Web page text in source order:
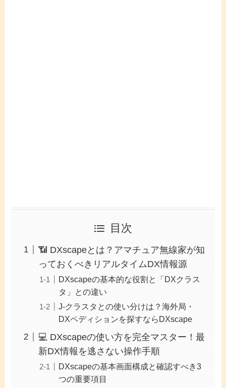
目次
📶 DXscapeとは？アマチュア無線家が知
っておくべきリアルタイムDX情報源
DXscapeの基本的な役割と「DXクラス
タ」との違い
J-クラスタとの使い分けは？海外局・
DXペディションを探すならDXscape
💻 DXscapeの使い方を完全マスター！最
新DX情報を逃さない操作手順
DXscapeの基本画面構成と確認すべき3
つの重要項目